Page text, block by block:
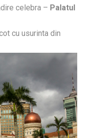
celebra – Palatul
cu usurinta din